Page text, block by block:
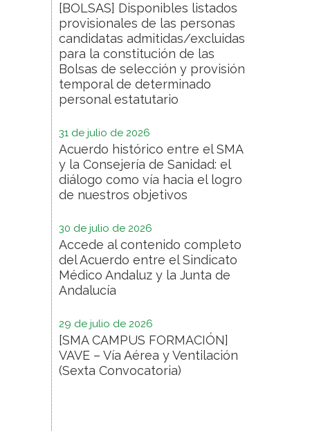
[BOLSAS] Disponibles listados
provisionales de las personas
candidatas admitidas/excluidas
para la constitución de las
Bolsas de selección y provisión
temporal de determinado
personal estatutario
31 de julio de 2026
Acuerdo histórico entre el SMA
y la Consejería de Sanidad: el
diálogo como vía hacia el logro
de nuestros objetivos
30 de julio de 2026
Accede al contenido completo
del Acuerdo entre el Sindicato
Médico Andaluz y la Junta de
Andalucía
29 de julio de 2026
[SMA CAMPUS FORMACIÓN]
VAVE – Vía Aérea y Ventilación
(Sexta Convocatoria)